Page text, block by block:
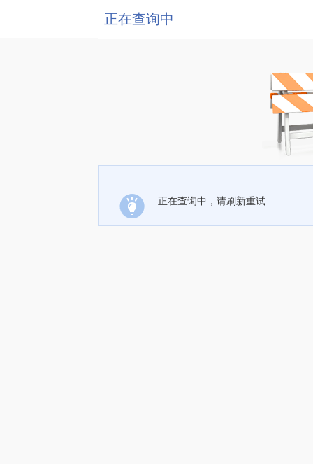
正在查询中
正在查询中，请刷新重试